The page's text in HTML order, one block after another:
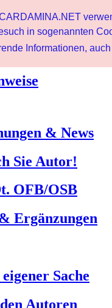
in sogenannten
Informationen,
& News
Sie Autor!
OFB/OSB
Ergänzungen
Sache
Autoren